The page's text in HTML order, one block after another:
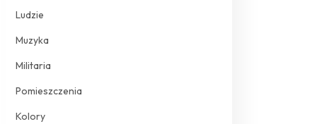
Ludzie
Muzyka
Militaria
Pomieszczenia
Kolory